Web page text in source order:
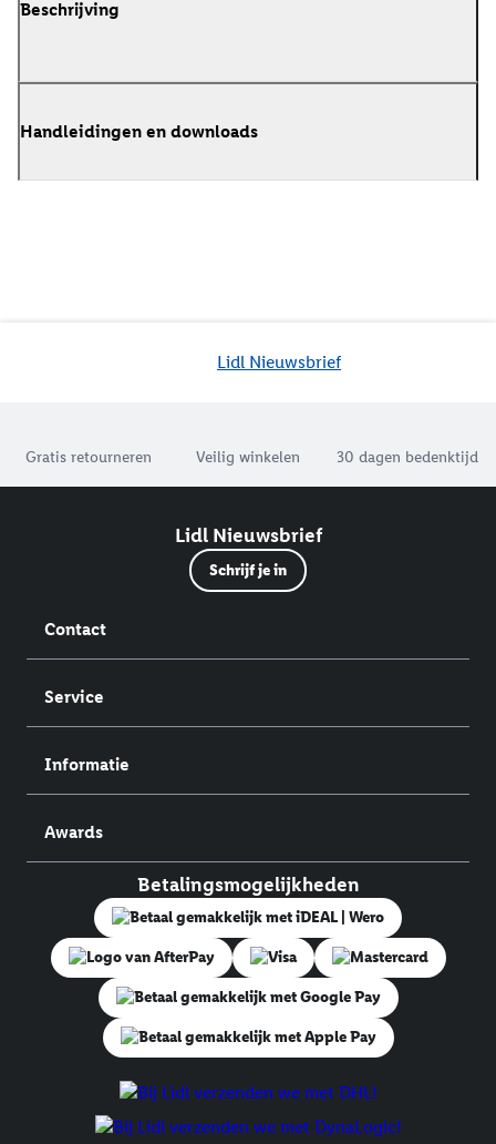
Beschrijving
Handleidingen en downloads
Lidl Nieuwsbrief
Gratis retourneren Veilig winkelen 30 dagen bedenktijd
Lidl Nieuwsbrief
Schrijf je in
Contact
Service
Informatie
Awards
Betalingsmogelijkheden